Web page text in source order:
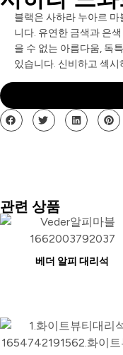
블랙은 사하라 누아르
니다. 유연한 금색과 은
을 수 없는 아름다움, 독
있습니다. 신비하고 섹시
관련 상품
베더 알피 대리석